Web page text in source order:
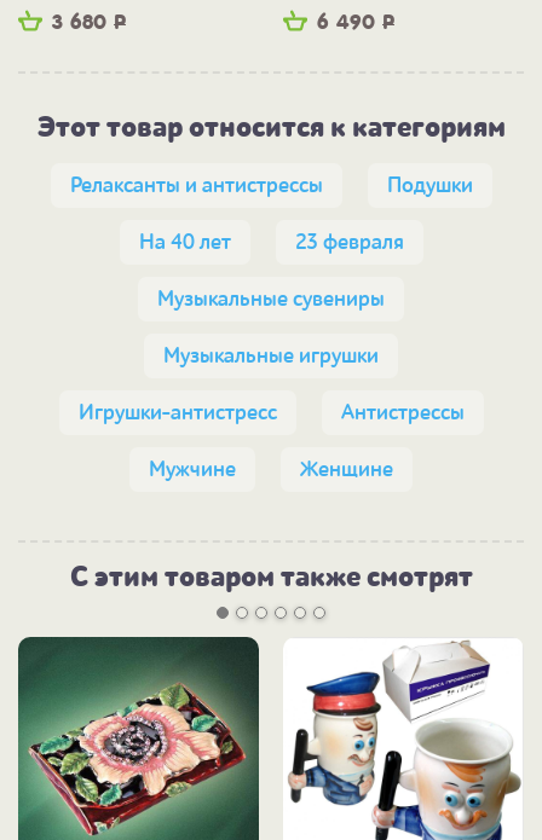
3 680 Р
6 490 Р
Этот товар относится к категориям
Релаксанты и антистрессы Подушки
На 40 лет 23 февраля
Музыкальные сувениры
Музыкальные игрушки
Игрушки-антистресс Антистрессы
Мужчине Женщине
С этим товаром также смотрят